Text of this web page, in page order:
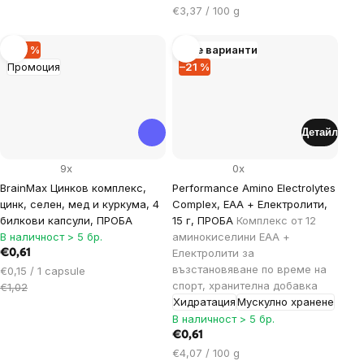
Цена
€3,37 / 100 g
Промоция
–40 %
BrainMax Цинков комплекс,
цинк, селен, мед и куркума, 4
билкови капсули, ПРОБА
9x
В наличност > 5 бр.
€0,61
Цена
за
€0,15 / 1 capsule
€1,02
–21 %
Още варианти
Performance Amino Electrolytes
Complex, EAA + Електролити,
15 г, ПРОБА Комплекс от 12
аминокиселини EAA +
Електролити за
възстановяване по време на
спорт, хранителна добавка
ХидратацияМускулно хранене
0x
В наличност > 5 бр.
€0,61
Цена
€4,07 / 100 g
Детайл